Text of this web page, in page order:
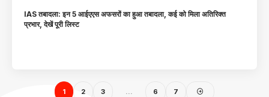
IAS तबादला: इन 5 आईएएस अफसरों का हुआ तबादला, कई को मिला अतिरिक्त
प्रभार, देखें पूरी लिस्ट
1 2 3 6 7